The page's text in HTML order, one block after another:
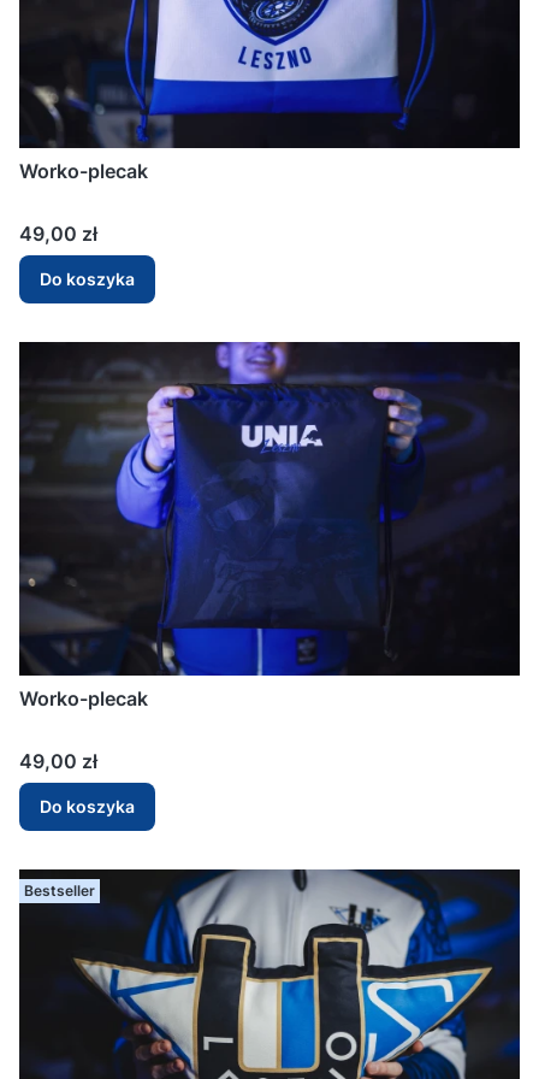
Worko-plecak
Cena
49,00 zł
Do koszyka
Worko-plecak
Cena
49,00 zł
Do koszyka
Bestseller